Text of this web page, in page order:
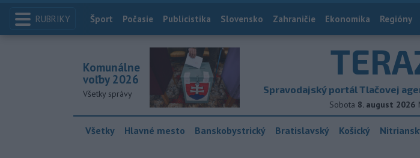
RUBRIKY Index
Šport Počasie Publicistika Slovensko Zahraničie Ekonomika Regióny
Spravodajský portál Tlačovej
Sobota 8. august 2026
Komunálne
voľby 2026
Všetky správy
Všetky Hlavné mesto Banskobystrický Bratislavský Košický